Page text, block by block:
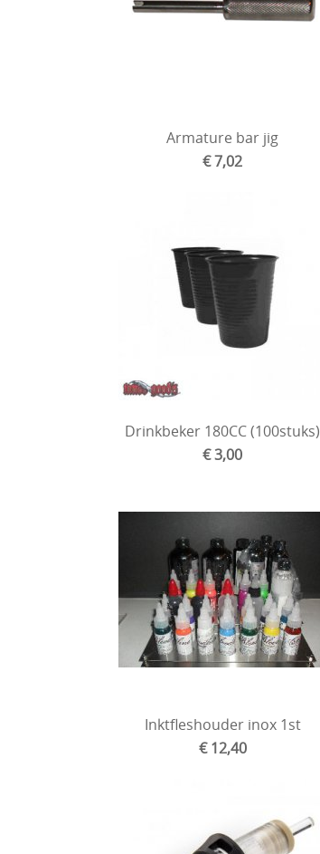
Armature bar jig
€ 7,02
Drinkbeker 180CC (100stuks)
€ 3,00
Inktfleshouder inox 1st
€ 12,40